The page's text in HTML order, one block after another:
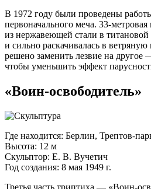
В 1972 году были проведены
первоначального меча. 33-метровая
из нержавеющей стали в титановой
и сильно раскачивалась в
решено заменить лезвие на другое
чтобы уменьшить эффект
«Воин-освободитель»
Где находится: Берлин, Трептов-
Высота: 12 м
Скульптор: Е. В. Вучетич
Год создания: 8 мая 1949 г.